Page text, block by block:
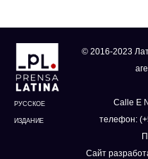
РУССКОЕ
ИЗДАНИЕ
© 2016-2023
Calle E
телефон:
Сайт